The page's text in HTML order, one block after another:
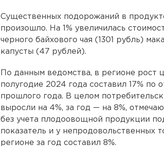
Существенных подорожаний в
произошло. На 1% увеличилась
черного байхового чая (1301 рубль)
капусты (47 рублей).
По данным ведомства, в регионе
полугодие 2024 года составил 17% по
прошлого года. В целом
выросли на 4%, за год — на 8%,
без учета плодоовощной продукции
показатель и у непродовольственных
регионе за год составил 8%.